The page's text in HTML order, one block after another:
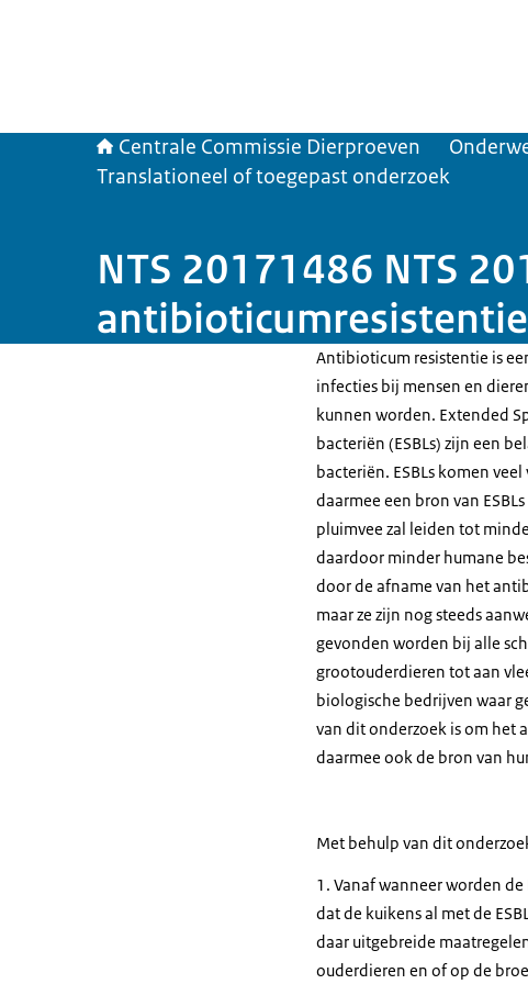
Centrale Commissie Dierproeven
Translationeel of toegepast onderzoek
NTS 20171486 NTS
Antibioticum resistentie is
infecties bij mensen en
kunnen worden. Extended
bacteriën (ESBLs) zijn een
bacteriën. ESBLs komen
daarmee een bron van
pluimvee zal leiden tot
daardoor minder humane
door de afname van het
maar ze zijn nog steeds
gevonden worden bij alle
grootouderdieren tot aan
biologische bedrijven waar
van dit onderzoek is om het
daarmee ook de bron van
Met behulp van dit
1. Vanaf wanneer worden
dat de kuikens al met de
daar uitgebreide
ouderdieren en of op de